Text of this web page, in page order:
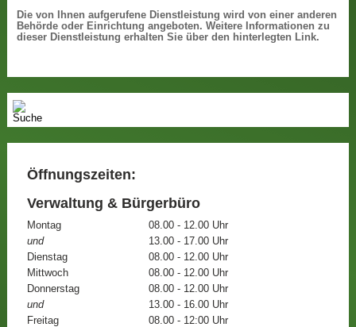
Die von Ihnen aufgerufene Dienstleistung wird von einer anderen
Behörde oder Einrichtung angeboten. Weitere Informationen zu
dieser Dienstleistung erhalten Sie über den hinterlegten Link.
Öffnungszeiten:
Verwaltung & Bürgerbüro
Montag
08.00 - 12.00 Uhr
und
13.00 - 17.00 Uhr
Dienstag
08.00 - 12.00 Uhr
Mittwoch
08.00 - 12.00 Uhr
Donnerstag
08.00 - 12.00 Uhr
und
13.00 - 16.00 Uhr
Freitag
08.00 - 12:00 Uhr